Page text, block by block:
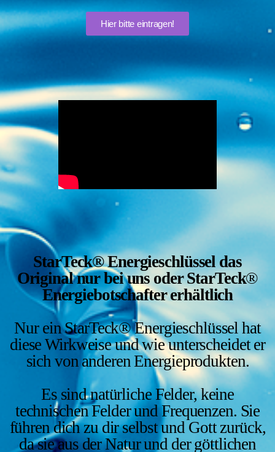
Hier bitte eintragen!
StarTeck® Energieschlüssel das
Original nur bei uns oder StarTeck®
Energiebotschafter erhältlich
Nur ein StarTeck® Energieschlüssel hat
diese Wirkweise und wie unterscheidet er
sich von anderen Energieprodukten.
Es sind natürliche Felder, keine
technischen Felder und Frequenzen. Sie
führen dich zu dir selbst und Gott zurück,
da sie aus der Natur und der göttlichen